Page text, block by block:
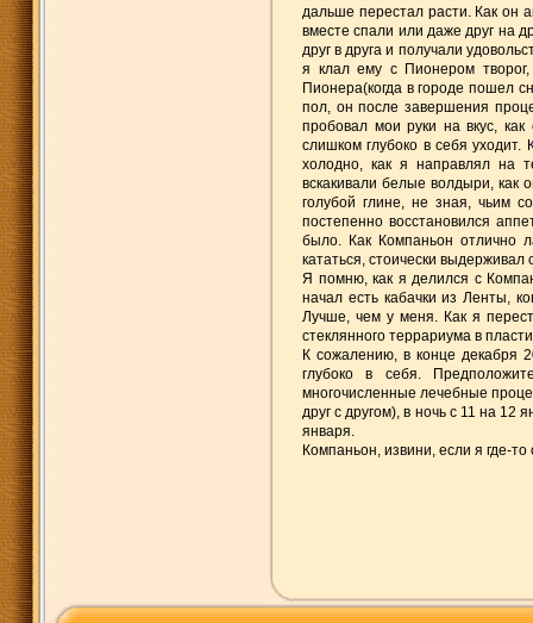
дальше перестал расти. Как он
вместе спали или даже друг на
друг в друга и получали
я клал ему с Пионером
Пионера(когда в городе пошел
пол, он после завершения
пробовал мои руки на вкус,
слишком глубоко в себя
холодно, как я направлял на
вскакивали белые волдыри, как
голубой глине, не зная, чьим
постепенно восстановился
было. Как Компаньон отлично
кататься, стоически выдерживал
Я помню, как я делился с
начал есть кабачки из Ленты,
Лучше, чем у меня. Как я
стеклянного террариума в
К сожалению, в конце декабря
глубоко в себя.
многочисленные лечебные
друг с другом), в ночь с 11 на 12
января.
Компаньон, извини, если я где-